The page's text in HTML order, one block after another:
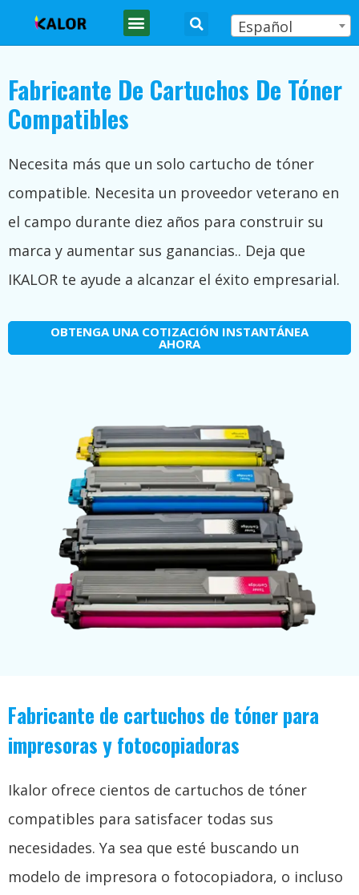
Español
Fabricante De Cartuchos De Tóner
Compatibles
Necesita más que un solo cartucho de tóner
compatible. Necesita un proveedor veterano en
el campo durante diez años para construir su
marca y aumentar sus ganancias.. Deja que
IKALOR te ayude a alcanzar el éxito empresarial.
OBTENGA UNA COTIZACIÓN INSTANTÁNEA
AHORA
Fabricante de cartuchos de tóner para
impresoras y fotocopiadoras
Ikalor ofrece cientos de cartuchos de tóner
compatibles para satisfacer todas sus
necesidades. Ya sea que esté buscando un
modelo de impresora o fotocopiadora, o incluso